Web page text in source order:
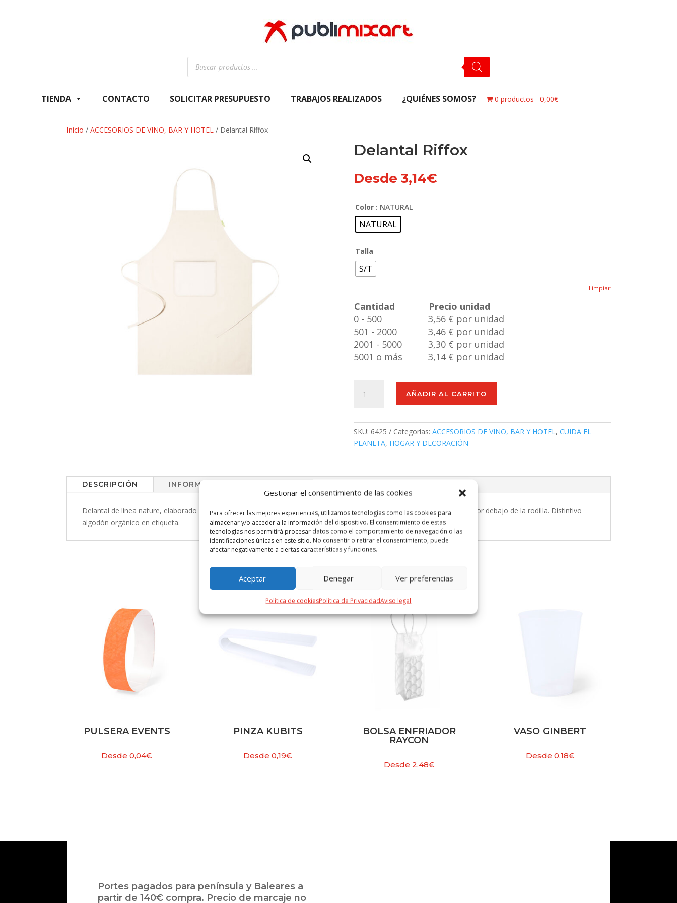
Gestionar el consentimiento de las cookies
Para ofrecer las mejores experiencias, utilizamos tecnologías como las cookies para
almacenar y/o acceder a la información del dispositivo. El consentimiento de estas
tecnologías nos permitirá procesar datos como el comportamiento de navegación o las
identificaciones únicas en este sitio. No consentir o retirar el consentimiento, puede
afectar negativamente a ciertas características y funciones.
Aceptar Denegar Ver preferencias
Política de cookiesPolítica de PrivacidadAviso legal
Búsqueda
productos
TIENDA CONTACTO SOLICITAR PRESUPUESTO TRABAJOS REALIZADOS ¿QUIÉNES SOMOS? 0 productos 0,00€
Inicio / ACCESORIOS DE VINO, BAR Y HOTEL / Delantal Riffox
Delantal Riffox
Desde 3,14€
Color : NATURAL
NATURAL
Talla
S/T
Limpiar
Cantidad
Precio unidad
0 - 500
3,56 € por unidad
501 - 2000
3,46 € por unidad
2001 - 5000
3,30 € por unidad
5001 o más
3,14 € por unidad
Riffox
AÑADIR AL CARRITO
SKU: 6425 Categorías: ACCESORIOS DE VINO, BAR Y HOTEL, CUIDA EL
PLANETA, HOGAR Y DECORACIÓN
DESCRIPCIÓN INFORMACIÓN ADICIONAL
Delantal de línea nature, elaborado en material 100% algodón orgánico. Con bolsillo frontal y cintas de ajuste, de corte por debajo de la rodilla. Distintivo
algodón orgánico en etiqueta.
PRODUCTOS RELACIONADOS
PULSERA EVENTS
Desde0,04€
PINZA KUBITS
Desde0,19€
BOLSA ENFRIADOR
RAYCON
Desde 2,48€
VASO GINBERT
Desde 0,18€
Portes pagados para península y Baleares a
partir de 140€ compra. Precio de marcaje no